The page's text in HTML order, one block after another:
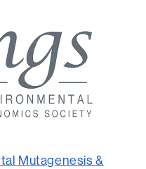
Mutagenesis &